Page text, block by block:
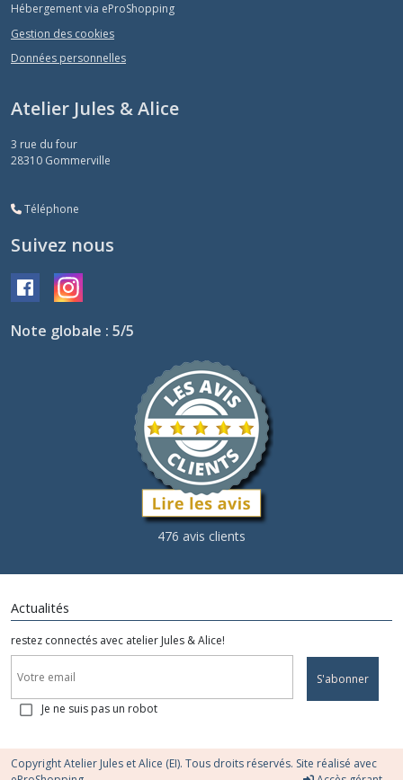
Hébergement via eProShopping
Gestion des cookies
Données personnelles
Atelier Jules & Alice
3 rue du four
28310 Gommerville
Téléphone
Suivez nous
Note globale : 5/5
476 avis clients
Actualités
restez connectés avec atelier Jules & Alice!
S'abonner
Je ne suis pas un robot
Copyright Atelier Jules et Alice (EI). Tous droits réservés. Site réalisé avec